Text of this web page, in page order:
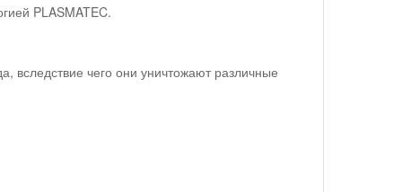
PLASMATEC.
вследствие чего они уничтожают различные